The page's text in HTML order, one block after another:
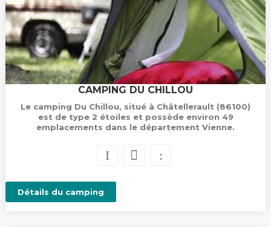
CAMPING DU CHILLOU
Le camping Du Chillou, situé à Châtellerault (86100)
est de type 2 étoiles et possède environ 49
emplacements dans le département Vienne.
Détails du camping